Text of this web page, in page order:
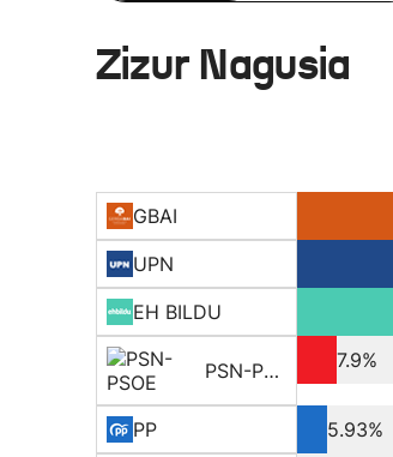
Zizur Nagusia
GBAI
UPN
EH BILDU
PSN-PSOE 7.9%
PP
5.93%